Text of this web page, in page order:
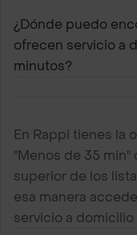
¿Dónde puedo
ofrecen servicio a
minutos?
En Rappi tienes la
"Menos de 35 min"
superior de los
esa manera
servicio a